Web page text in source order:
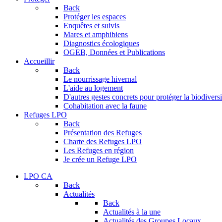
Back
Protéger les espaces
Enquêtes et suivis
Mares et amphibiens
Diagnostics écologiques
OGEB, Données et Publications
Accueillir
Back
Le nourrissage hivernal
L'aide au logement
D'autres gestes concrets pour protéger la
Cohabitation avec la faune
Refuges LPO
Back
Présentation des Refuges
Charte des Refuges LPO
Les Refuges en région
Je crée un Refuge LPO
LPO CA
Back
Actualités
Back
Actualités à la une